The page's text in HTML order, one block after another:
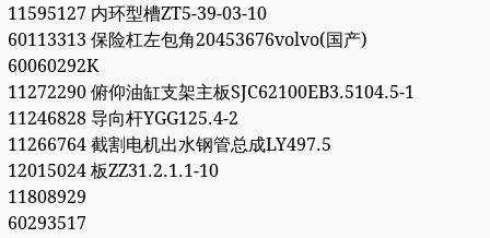
11595127 内环型槽ZT5-39-03-10
60113313 保险杠左包角20453676volvo(国产)
60060292K
11272290 俯仰油缸支架主板SJC62100EB3.5104.5-1
11246828 导向杆YGG125.4-2
11266764 截割电机出水钢管总成LY497.5
12015024 板ZZ31.2.1.1-10
11808929
60293517